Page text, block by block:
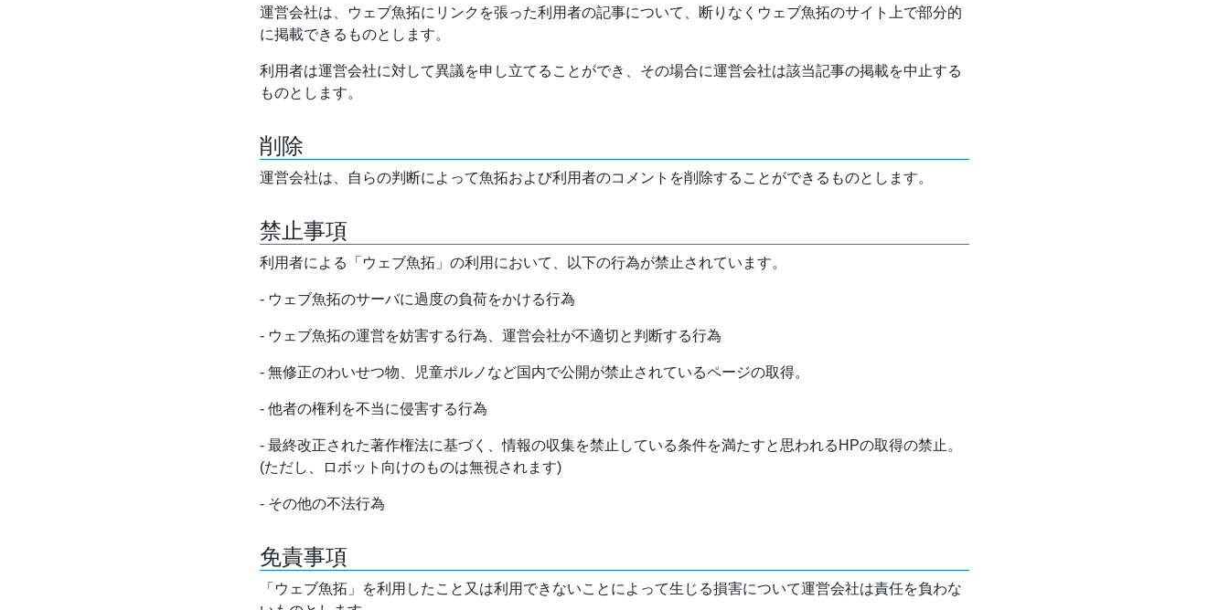
運営会社は、ウェブ魚拓にリンクを張った利用者の記事について、断りなくウェブ魚拓のサイト上で部分的
に掲載できるものとします。
利用者は運営会社に対して異議を申し立てることができ、その場合に運営会社は該当記事の掲載を中止する
ものとします。
削除
運営会社は、自らの判断によって魚拓および利用者のコメントを削除することができるものとします。
禁止事項
利用者による「ウェブ魚拓」の利用において、以下の行為が禁止されています。
- ウェブ魚拓のサーバに過度の負荷をかける行為
- ウェブ魚拓の運営を妨害する行為、運営会社が不適切と判断する行為
- 無修正のわいせつ物、児童ポルノなど国内で公開が禁止されているページの取得。
- 他者の権利を不当に侵害する行為
- 最終改正された著作権法に基づく、情報の収集を禁止している条件を満たすと思われるHPの取得の禁止。
(ただし、ロボット向けのものは無視されます)
- その他の不法行為
免責事項
「ウェブ魚拓」を利用したこと又は利用できないことによって生じる損害について運営会社は責任を負わな